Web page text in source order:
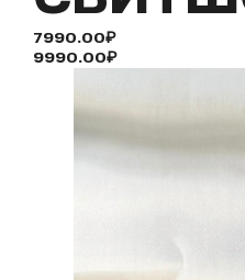
7990.00₽
9990.00₽